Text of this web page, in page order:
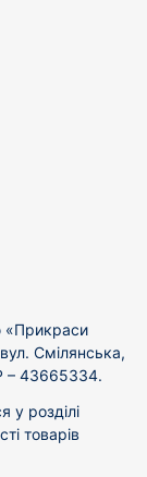
«Прикраси
Смілянська,
– 43665334.
у розділі
товарів